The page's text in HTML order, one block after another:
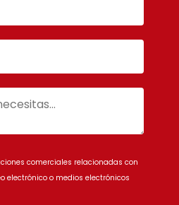
comerciales relacionadas con
electrónico o medios electrónicos